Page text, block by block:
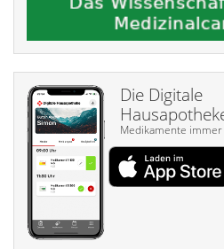
Die Digitale
Medikamente